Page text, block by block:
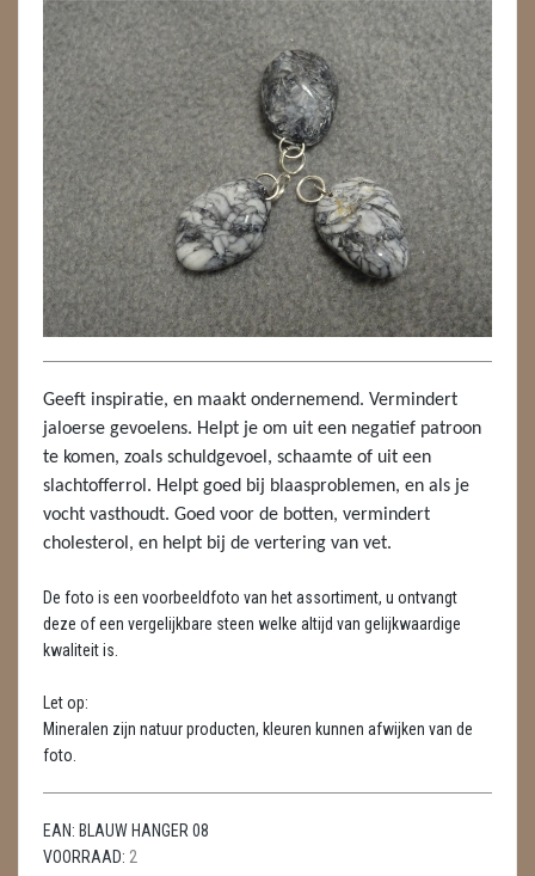
GEODE 'S / STANDAARDS
GESLEPEN STENEN
HANGERS
HANGERS
LUXE HANGERS
HARTEN
KAARSEN
LAMPEN
MASSAGE
METEORIETEN
READING EN PERSOONLIJK ADVIES
RUWE STENEN
SCHEDELS / SKULLS
SELENIET
TELEFOON KOORDEN
Geeft inspiratie, en maakt ondernemend. Vermindert
jaloerse gevoelens. Helpt je om uit een negatief patroon
te komen, zoals schuldgevoel, schaamte of uit een
slachtofferrol. Helpt goed bij blaasproblemen, en als je
vocht vasthoudt. Goed voor de botten, vermindert
cholesterol, en helpt bij de vertering van vet.
De foto is een voorbeeldfoto van het assortiment, u ontvangt
deze of een vergelijkbare steen welke altijd van gelijkwaardige
kwaliteit is.
Let op:
Mineralen zijn natuur producten, kleuren kunnen afwijken van de
foto.
EAN: BLAUW HANGER 08
VOORRAAD: 2